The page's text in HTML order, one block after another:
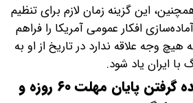
این گزینه زمان لازم برای تنظیم
افکار عمومی آمریکا را فراهم
وجه علاقه ندارد در تاریخ از او به
با ایران یاد شود.
سناریو چهارم: نادیده گرفتن پایان مهلت ۶۰ روزه و